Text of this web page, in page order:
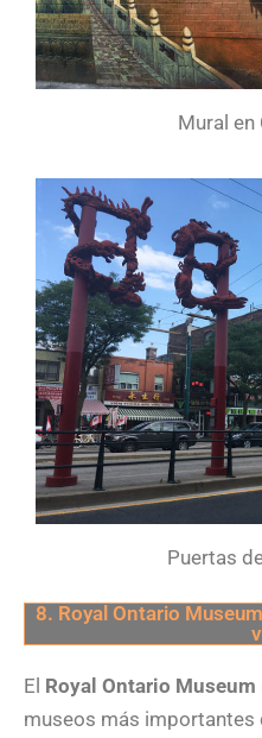
Mural en
Puertas
8. Royal Ontario
El Royal Ontario Museum
museos más importantes